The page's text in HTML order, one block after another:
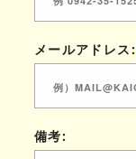
メールアドレス:
備考: